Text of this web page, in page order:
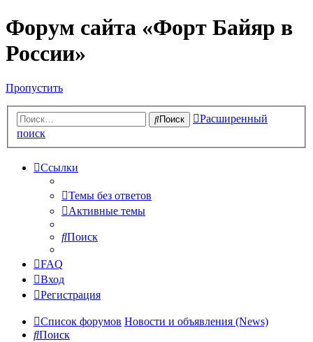
Форум сайта «Форт Байяр в
России»
Пропустить
Поиск
Расширенный
поиск
Ссылки
Темы без ответов
Активные темы
Поиск
FAQ
Вход
Регистрация
Список форумов Новости и объявления (News)
Поиск